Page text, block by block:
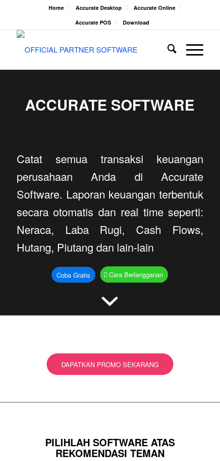
Home Accurate Desktop
Accurate Online
Accurate POS
Download
ACCURATE SOFTWARE
Catat semua transaksi keuangan
perusahaan Anda di Accurate
Software. Laporan keuangan terbentuk
secara otomatis dan real time seperti:
Neraca, Laba Rugi, Cash Flows,
Hutang, Piutang dan lain-lain
Coba Gratis Cara Berlangganan
DAPATKAN PROMO SEKARANG
PILIHLAH SOFTWARE ATAS
REKOMENDASI TEMAN